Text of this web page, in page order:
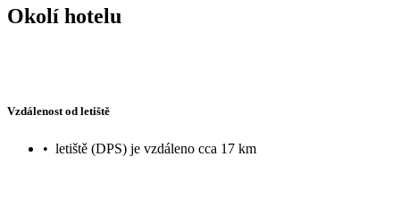
Okolí hotelu
Vzdálenost od letiště
• letiště (DPS) je vzdáleno cca 17 km